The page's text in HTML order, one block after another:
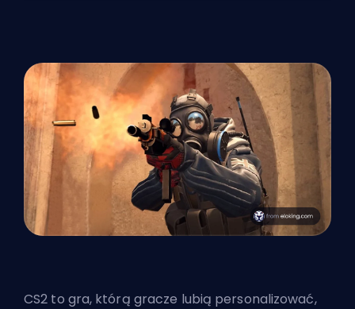
CS2 to gra, którą gracze lubią personalizować,